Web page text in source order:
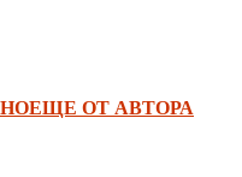
ЕЩЕ ОТ АВТОРА